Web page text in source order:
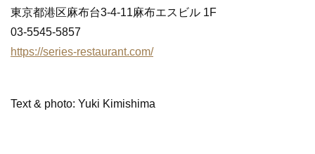
東京都港区麻布台3-4-11麻布エスビル 1F
03-5545-5857
https://series-restaurant.com/
Text & photo: Yuki Kimishima